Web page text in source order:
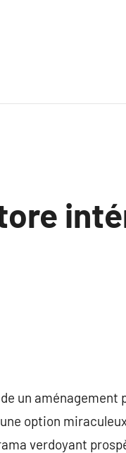
un aménagement
option
verdoyant